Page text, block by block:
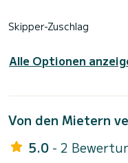
Skipper-Zuschlag
Alle Optionen
Von den Mietern
5.0 - 2